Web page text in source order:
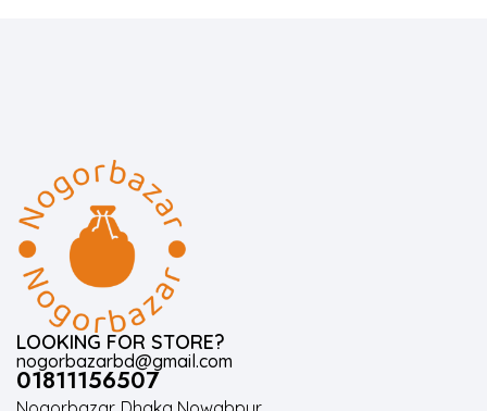
LOOKING FOR STORE?
nogorbazarbd@gmail.com
01811156507